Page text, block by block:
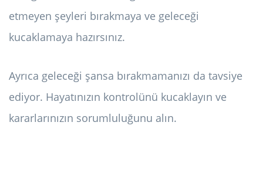
etmeyen şeyleri bırakmaya ve geleceği
kucaklamaya hazırsınız.
Ayrıca geleceği şansa bırakmamanızı da tavsiye
ediyor. Hayatınızın kontrolünü kucaklayın ve
kararlarınızın sorumluluğunu alın.